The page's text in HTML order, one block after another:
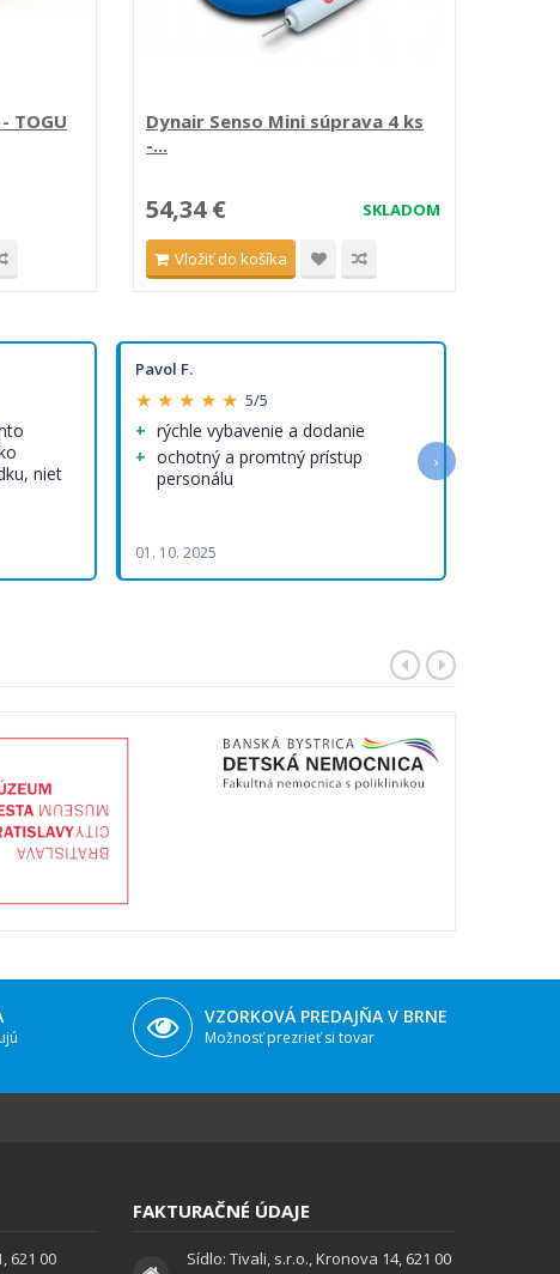
TOGU
Dynair Senso Mini súprava 4 ks
-...
SKLADOM
54,34 €
Vložiť do košíka
niet
Pavol F.
★ ★ ★ ★ ★ 5/5
rýchle vybavenie a dodanie
ochotný a promtný prístup
personálu
01. 10. 2025
›
VZORKOVÁ PREDAJŇA V BRNE
Možnosť prezrieť si tovar
621 00
FAKTURAČNÉ ÚDAJE
Sídlo: Tivali, s.r.o., Kronova 14, 621 00